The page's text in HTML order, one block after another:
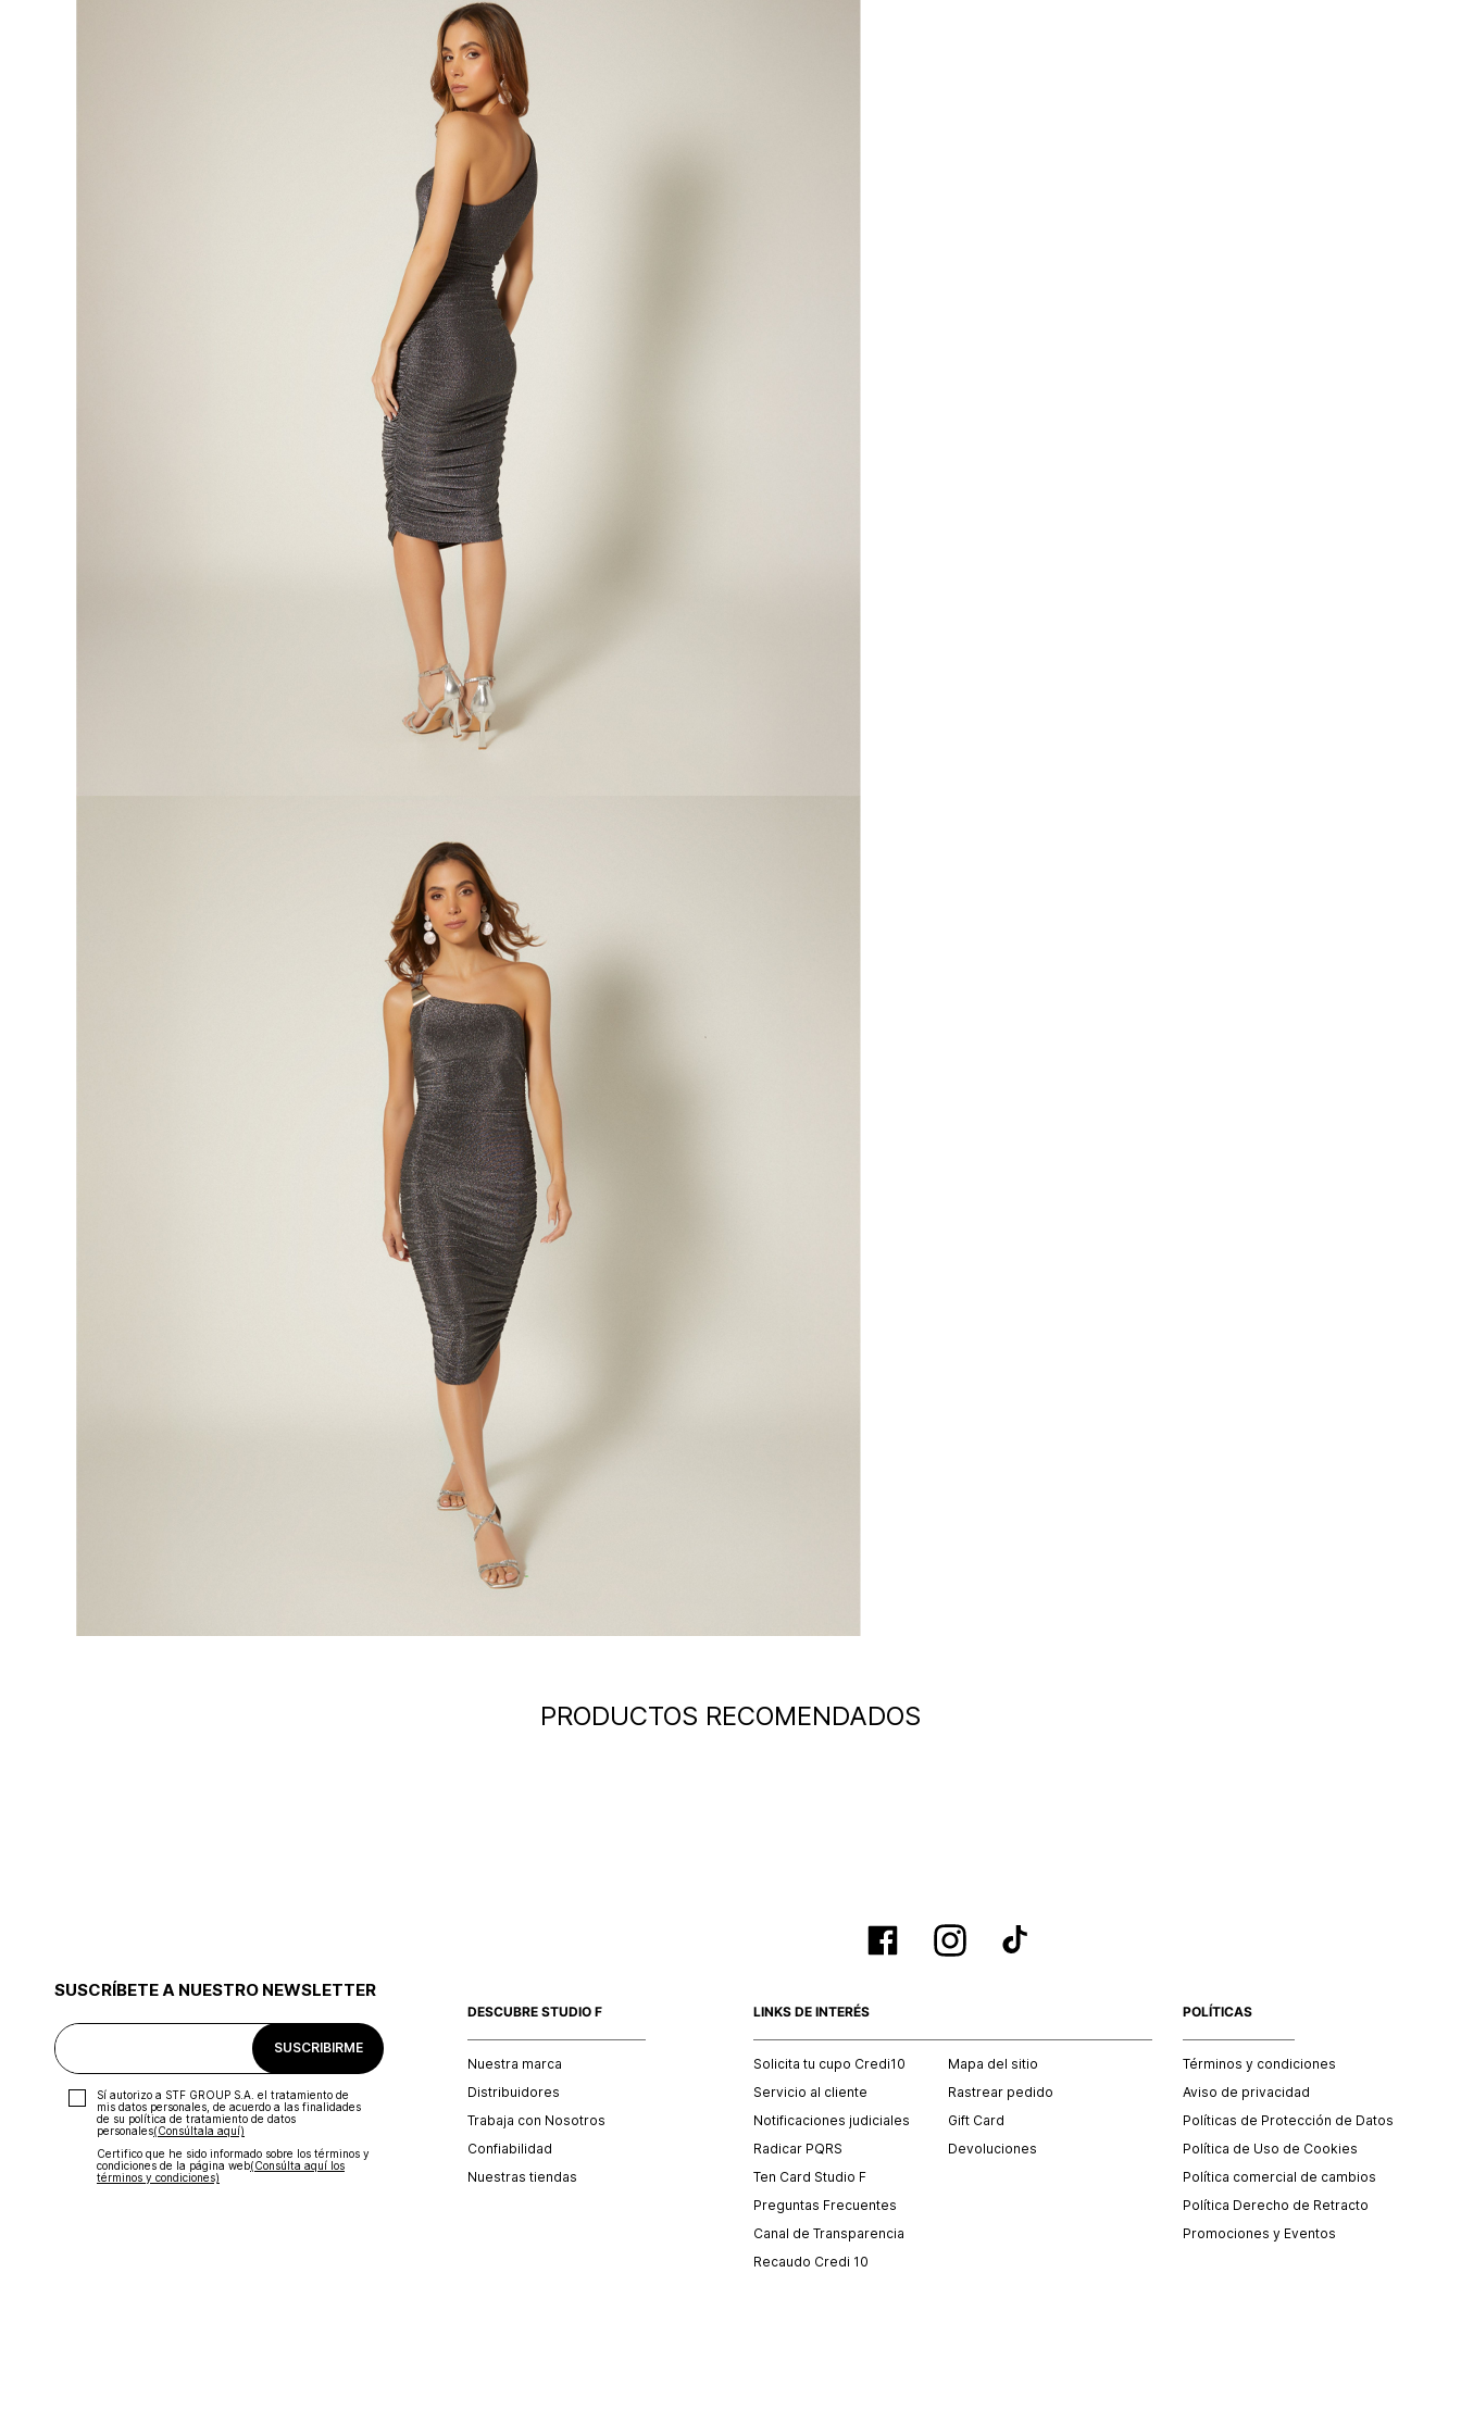
PRODUCTOS RECOMENDADOS
SUSCRÍBETE A NUESTRO NEWSLETTER
SUSCRIBIRME
Sí autorizo a STF GROUP S.A. el tratamiento de
mis datos personales, de acuerdo a las finalidades
de su política de tratamiento de datos
personales‎(Consúltala aquí)
Certifico que he sido informado sobre los términos y
condiciones de la página web‎(Consúlta aquí los
términos y condiciones)
DESCUBRE STUDIO F
Nuestra marca
Distribuidores
Trabaja con Nosotros
Confiabilidad
Nuestras tiendas
LINKS DE INTERÉS
Solicita tu cupo Credi10
Servicio al cliente
Notificaciones judiciales
Radicar PQRS
Ten Card Studio F
Preguntas Frecuentes
Canal de Transparencia
Recaudo Credi 10
Mapa del sitio
Rastrear pedido
Gift Card
Devoluciones
POLÍTICAS
Términos y condiciones
Aviso de privacidad
Políticas de Protección de Datos
Política de Uso de Cookies
Política comercial de cambios
Política Derecho de Retracto
Promociones y Eventos